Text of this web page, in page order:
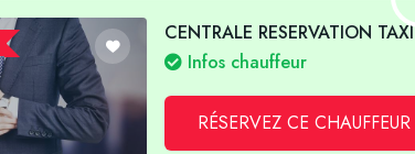
CENTRALE RESERVATION TAXI
Infos chauffeur
RÉSERVEZ CE CHAUFFEUR